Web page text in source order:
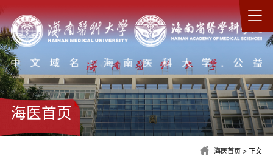
海医首页
海医首页 > 正文